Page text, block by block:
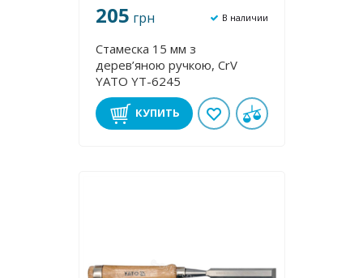
205 грн В наличии
Стамеска 15 мм з
дерев’яною ручкою, CrV
YATO YT-6245
КУПИТЬ